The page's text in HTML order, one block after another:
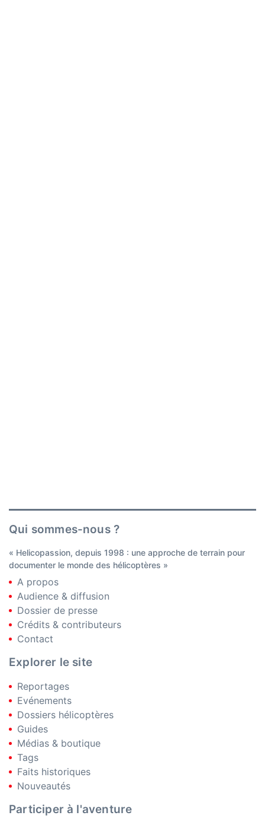
Qui sommes-nous ?
« Helicopassion, depuis 1998 : une approche de terrain pour
documenter le monde des hélicoptères »
A propos
Audience & diffusion
Dossier de presse
Crédits & contributeurs
Contact
Explorer le site
Reportages
Evénements
Dossiers hélicoptères
Guides
Médias & boutique
Tags
Faits historiques
Nouveautés
Participer à l'aventure